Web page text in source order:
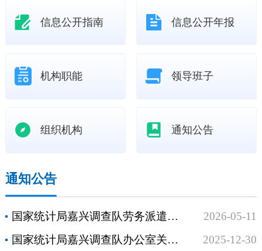
信息公开指南 信息公开年报
机构职能 领导班子
组织机构 通知公告
通知公告
国家统计局嘉兴调查队劳务派遣工作人员面试公告
2026-05-11
国家统计局嘉兴调查队办公室关于召开贯彻落实党的二十届四中全会精神提升统计服务能力专题培训班的通知
2025-12-30